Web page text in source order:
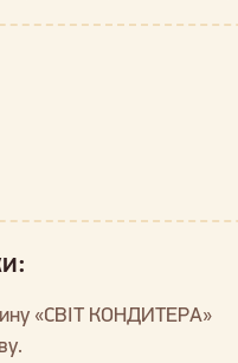
«СВІТ КОНДИТЕРА»